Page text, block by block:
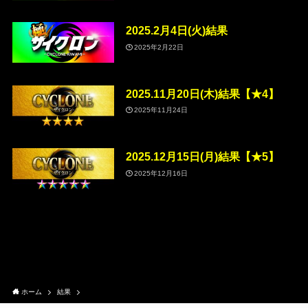
2025.2月4日(火)結果
2025年2月22日
2025.11月20日(木)結果【★4】
2025年11月24日
2025.12月15日(月)結果【★5】
2025年12月16日
ホーム 結果